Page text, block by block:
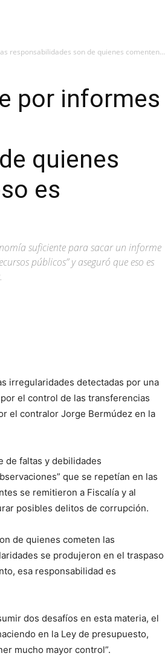
responsabilidades son de quienes comenten...
por informes
quienes
es
suficiente para sacar un informe
públicos” y aseguró que eso es
irregularidades detectadas por una
el control de las transferencias
el contralor Jorge Bermúdez en la
de faltas y debilidades
que se repetían en las
se remitieron a Fiscalía y al
posibles delitos de corrupción.
de quienes cometen las
se produjeron en el traspaso
esa responsabilidad es
dos desafíos en esta materia, el
en la Ley de presupuesto,
mucho mayor control”.